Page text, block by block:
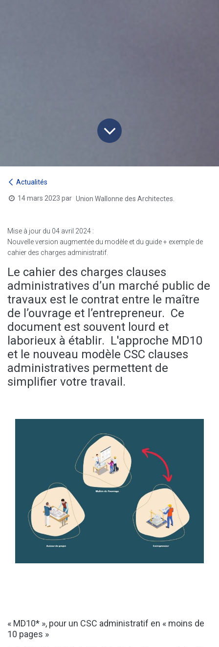
Actualités
14 mars 2023 par Union Wallonne des Architectes.
Mise à jour du 04 avril 2024 :
Nouvelle version augmentée du modèle et du guide + exemple de
cahier des charges administratif.
Le cahier des charges clauses
administratives d’un marché public de
travaux est le contrat entre le maître
de l’ouvrage et l’entrepreneur. Ce
document est souvent lourd et
laborieux à établir. L'approche MD10
et le nouveau modèle CSC clauses
administratives permettent de
simplifier votre travail.
« MD10* », pour un CSC administratif en « moins de
10 pages »